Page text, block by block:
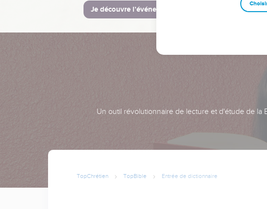
Je découvre l’événement
Un outil révolutionnaire de lecture et d'étude de la
TopChrétien TopBible Entrée de dictionnaire